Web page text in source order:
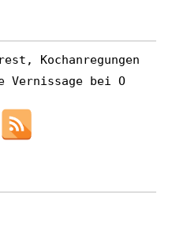
Kochanregungen
Vernissage bei O